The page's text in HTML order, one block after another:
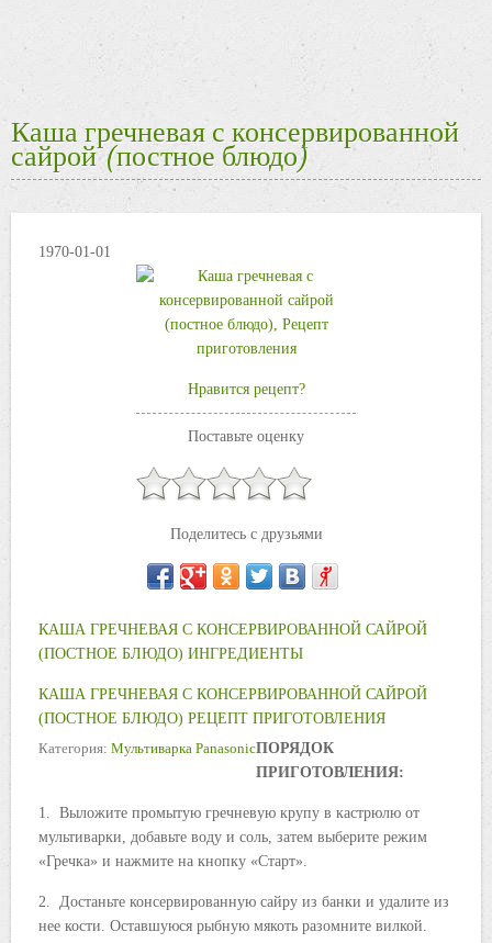
Каша гречневая с консервированной
сайрой (постное блюдо)
1970-01-01
Нравится рецепт?
Поставьте оценку
Поделитесь с друзьями
КАША ГРЕЧНЕВАЯ С КОНСЕРВИРОВАННОЙ САЙРОЙ
(ПОСТНОЕ БЛЮДО) ИНГРЕДИЕНТЫ
КАША ГРЕЧНЕВАЯ С КОНСЕРВИРОВАННОЙ САЙРОЙ
(ПОСТНОЕ БЛЮДО) РЕЦЕПТ ПРИГОТОВЛЕНИЯ
Категория: Мультиварка PanasonicПОРЯДОК
ПРИГОТОВЛЕНИЯ:
1. Выложите промытую гречневую крупу в кастрюлю от
мультиварки, добавьте воду и соль, затем выберите режим
«Гречка» и нажмите на кнопку «Старт».
2. Достаньте консервированную сайру из банки и удалите из
нее кости. Оставшуюся рыбную мякоть разомните вилкой.